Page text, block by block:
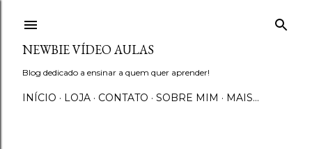
NEWBIE VÍDEO AULAS
Blog dedicado a ensinar a quem quer aprender!
INÍCIO LOJA CONTATO SOBRE MIM MAIS…